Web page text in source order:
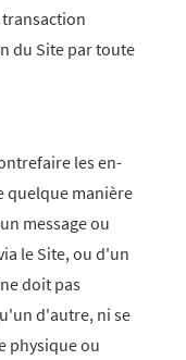
du Site par toute
les en-
quelque manière
message ou
le Site, ou d'un
doit pas
d'autre, ni se
physique ou